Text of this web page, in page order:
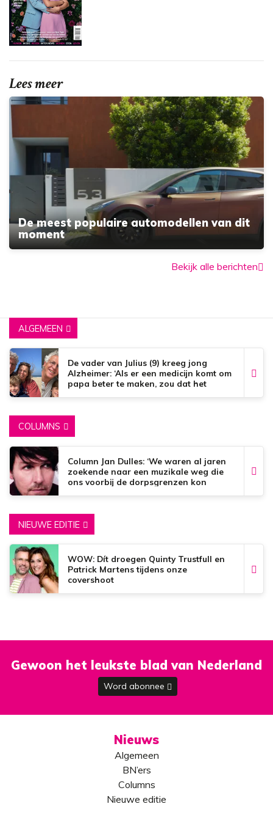
Lees meer
De meest populaire automodellen van dit
moment
Bekijk alle berichten
ALGEMEEN
De vader van Julius (9) kreeg jong
Alzheimer: ‘Als er een medicijn komt om
papa beter te maken, zou dat het
COLUMNS
Column Jan Dulles: ‘We waren al jaren
zoekende naar een muzikale weg die
ons voorbij de dorpsgrenzen kon
NIEUWE EDITIE
WOW: Dít droegen Quinty Trustfull en
Patrick Martens tijdens onze
covershoot
Gewoon het leukste blad van Nederland
Word abonnee
Nieuws
Algemeen
BN’ers
Columns
Nieuwe editie